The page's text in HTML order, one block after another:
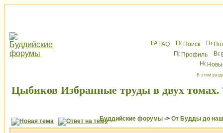
FAQ Поиск
Профиль
В этом
Цыбиков Избранные труды в двух томах.
Буддийские форумы -> От Будды до